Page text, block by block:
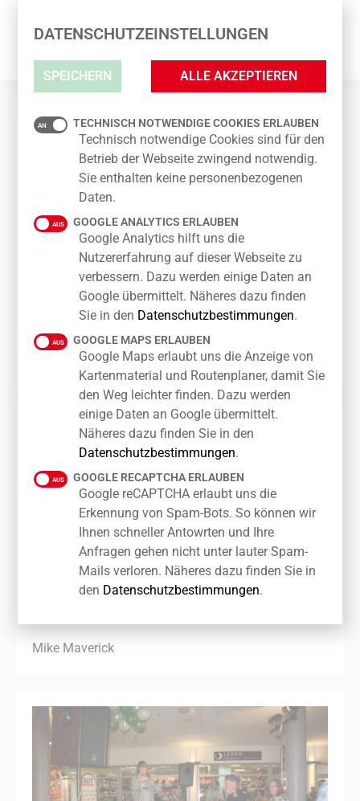
Andreas Gabalier – Double
Mike Maverick
DATENSCHUTZEINSTELLUNGEN
TECHNISCH NOTWENDIGE COOKIES ERLAUBEN
Technisch notwendige Cookies sind für den
Betrieb der Webseite zwingend notwendig.
Sie enthalten keine personenbezogenen
Daten.
GOOGLE ANALYTICS ERLAUBEN
Google Analytics hilft uns die
Nutzererfahrung auf dieser Webseite zu
verbessern. Dazu werden einige Daten an
Google übermittelt. Näheres dazu finden
Sie in den Datenschutzbestimmungen.
GOOGLE MAPS ERLAUBEN
Google Maps erlaubt uns die Anzeige von
Kartenmaterial und Routenplaner, damit Sie
den Weg leichter finden. Dazu werden
einige Daten an Google übermittelt.
Näheres dazu finden Sie in den
Datenschutzbestimmungen.
GOOGLE RECAPTCHA ERLAUBEN
Google reCAPTCHA erlaubt uns die
Erkennung von Spam-Bots. So können wir
Ihnen schneller Antowrten und Ihre
Anfragen gehen nicht unter lauter Spam-
Mails verloren. Näheres dazu finden Sie in
den Datenschutzbestimmungen.
SPEICHERN ALLE AKZEPTIEREN